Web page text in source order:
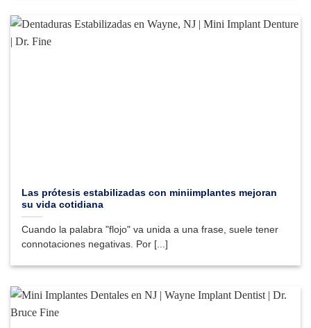
Las prótesis estabilizadas con miniimplantes mejoran
su vida cotidiana
Cuando la palabra "flojo" va unida a una frase, suele tener
connotaciones negativas. Por [...]